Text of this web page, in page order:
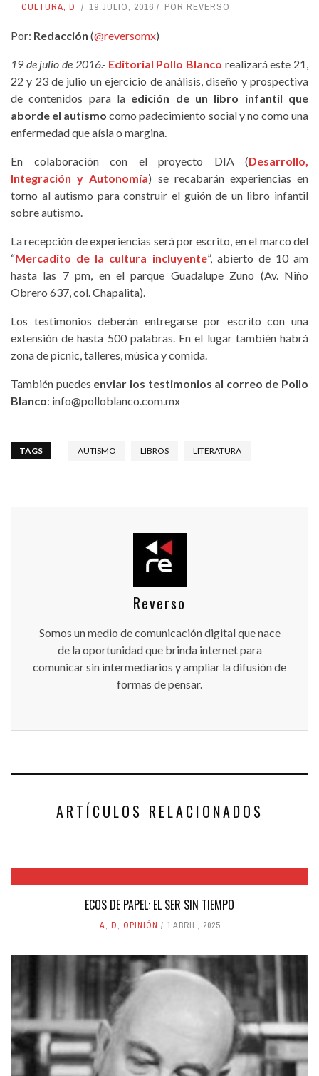
CULTURA, D 19 JULIO, 2016 POR REVERSO
Por: Redacción (@reversomx)
19 de julio de 2016.- Editorial Pollo Blanco realizará este 21,
22 y 23 de julio un ejercicio de análisis, diseño y prospectiva
de contenidos para la edición de un libro infantil que
aborde el autismo como padecimiento social y no como una
enfermedad que aísla o margina.
En colaboración con el proyecto DIA (Desarrollo,
Integración y Autonomía) se recabarán experiencias en
torno al autismo para construir el guión de un libro infantil
sobre autismo.
La recepción de experiencias será por escrito, en el marco del
“Mercadito de la cultura incluyente”, abierto de 10 am
hasta las 7 pm, en el parque Guadalupe Zuno (Av. Niño
Obrero 637, col. Chapalita).
Los testimonios deberán entregarse por escrito con una
extensión de hasta 500 palabras. En el lugar también habrá
zona de picnic, talleres, música y comida.
También puedes enviar los testimonios al correo de Pollo
Blanco: info@polloblanco.com.mx
TAGS AUTISMO LIBROS LITERATURA
Reverso
Somos un medio de comunicación digital que nace
de la oportunidad que brinda internet para
comunicar sin intermediarios y ampliar la difusión de
formas de pensar.
ARTÍCULOS RELACIONADOS
ECOS DE PAPEL: EL SER SIN TIEMPO
A, D, OPINIÓN 1 ABRIL, 2025